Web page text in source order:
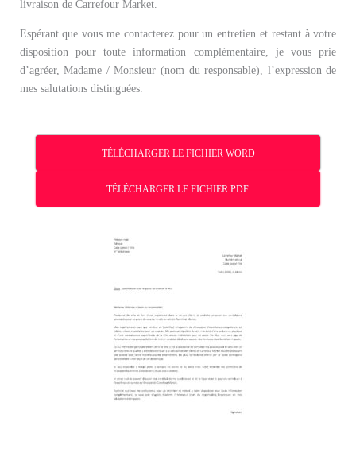
livraison de Carrefour Market.
Espérant que vous me contacterez pour un entretien et restant à votre
disposition pour toute information complémentaire, je vous prie
d’agréer, Madame / Monsieur (nom du responsable), l’expression de
mes salutations distinguées.
TÉLÉCHARGER LE FICHIER WORD
TÉLÉCHARGER LE FICHIER PDF